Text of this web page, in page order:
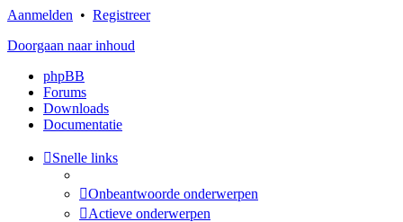
Aanmelden • Registreer
Doorgaan naar inhoud
phpBB
Forums
Downloads
Documentatie
Snelle links
Onbeantwoorde onderwerpen
Actieve onderwerpen